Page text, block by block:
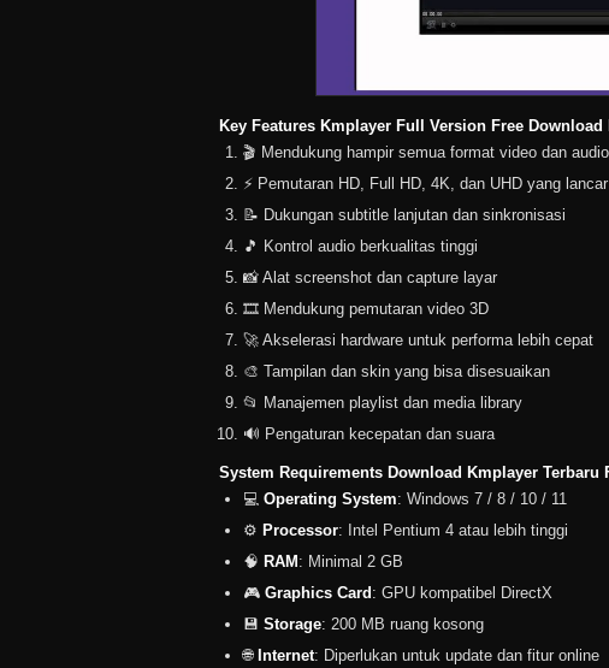
Key Features Kmplayer Full Version Free Download
🎬 Mendukung hampir semua format video dan audio
⚡ Pemutaran HD, Full HD, 4K, dan UHD yang lancar
📝 Dukungan subtitle lanjutan dan sinkronisasi
🎵 Kontrol audio berkualitas tinggi
📸 Alat screenshot dan capture layar
🎞️ Mendukung pemutaran video 3D
🚀 Akselerasi hardware untuk performa lebih cepat
🎨 Tampilan dan skin yang bisa disesuaikan
📂 Manajemen playlist dan media library
🔊 Pengaturan kecepatan dan suara
System Requirements Download Kmplayer Terbaru
💻 Operating System: Windows 7 / 8 / 10 / 11
⚙️ Processor: Intel Pentium 4 atau lebih tinggi
🧠 RAM : Minimal 2 GB
🎮 Graphics Card : GPU kompatibel DirectX
💾 Storage: 200 MB ruang kosong
🌐 Internet: Diperlukan untuk update dan fitur online